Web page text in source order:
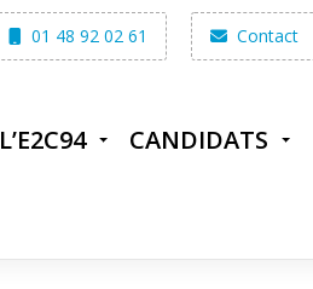
01 48 92 02 61 Contact
L’E2C94 CANDIDATS